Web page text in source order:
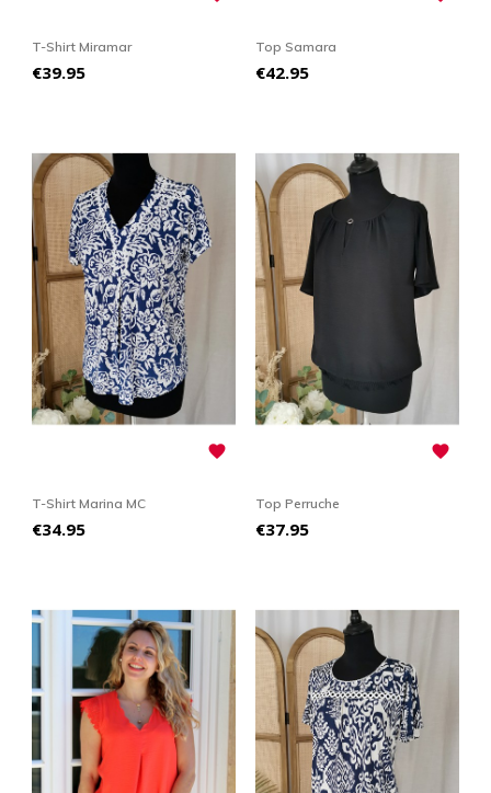
T-Shirt Miramar
Price
€39.95
Top Samara
Price
€42.95

T-Shirt Marina MC
Price
€34.95

Top Perruche
Price
€37.95